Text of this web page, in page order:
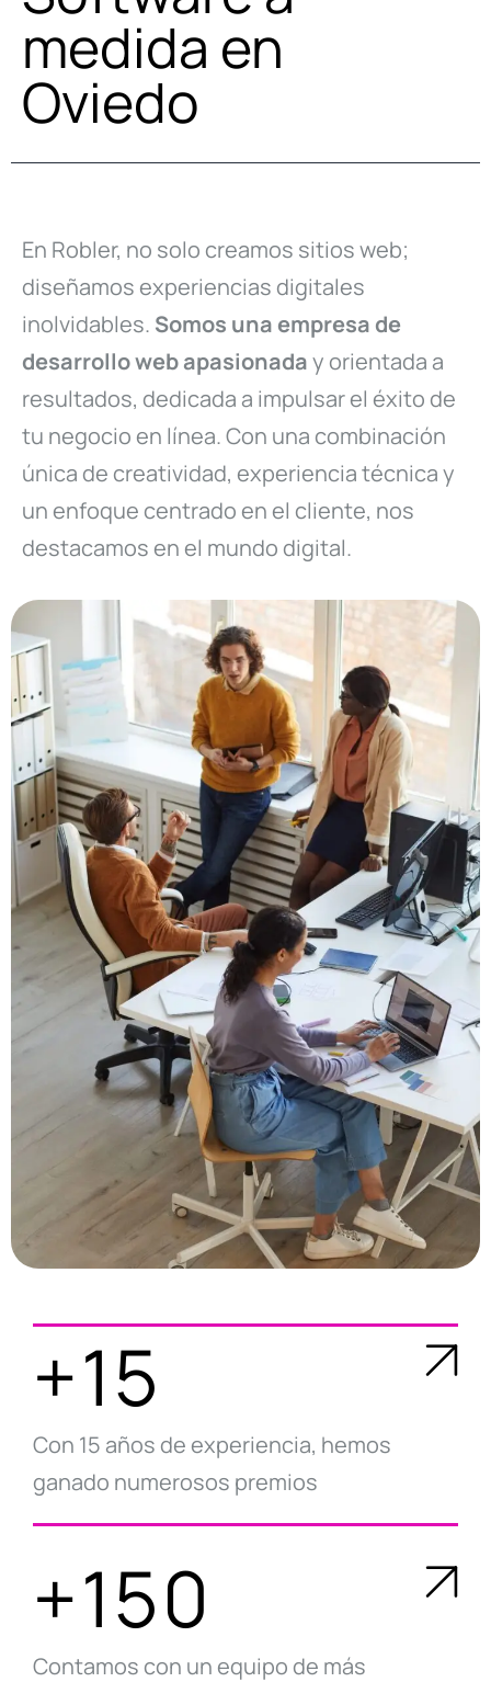
medida en
Oviedo
En Robler, no solo creamos sitios web;
diseñamos experiencias digitales
inolvidables. Somos una empresa de
desarrollo web apasionaday orientada a
resultados, dedicada a impulsar el éxito de
tu negocio en línea. Con una combinación
única de creatividad, experiencia técnica y
un enfoque centrado en el cliente, nos
destacamos en el mundo digital.
+15
Con 15 años de experiencia, hemos
ganado numerosos premios
+150
Contamos con un equipo de más